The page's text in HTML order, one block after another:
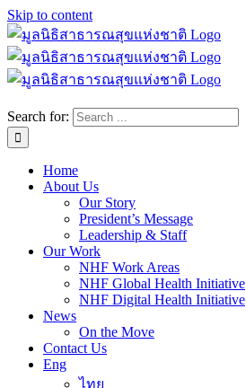
Skip to content
Search for:
Home
About Us
Our Story
President’s Message
Leadership & Staff
Our Work
NHF Work Areas
NHF Global Health Initiative
NHF Digital Health Initiative
News
On the Move
Contact Us
Eng
ไทย